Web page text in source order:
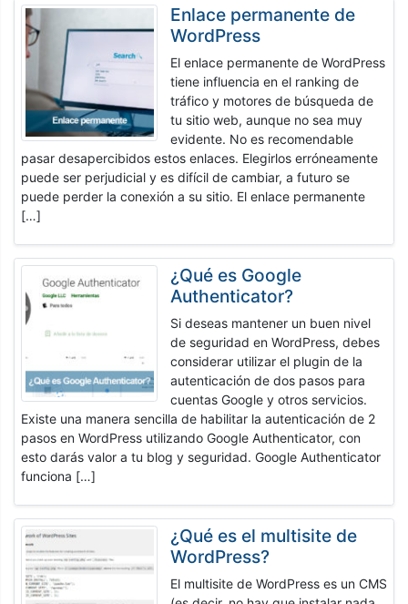
Enlace permanente de
WordPress
El enlace permanente de WordPress
tiene influencia en el ranking de
tráfico y motores de búsqueda de
tu sitio web, aunque no sea muy
evidente. No es recomendable
pasar desapercibidos estos enlaces. Elegirlos erróneamente
puede ser perjudicial y es difícil de cambiar, a futuro se
puede perder la conexión a su sitio. El enlace permanente
[…]
¿Qué es Google
Authenticator?
Si deseas mantener un buen nivel
de seguridad en WordPress, debes
considerar utilizar el plugin de la
autenticación de dos pasos para
cuentas Google y otros servicios.
Existe una manera sencilla de habilitar la autenticación de 2
pasos en WordPress utilizando Google Authenticator, con
esto darás valor a tu blog y seguridad. Google Authenticator
funciona […]
¿Qué es el multisite de
WordPress?
El multisite de WordPress es un CMS